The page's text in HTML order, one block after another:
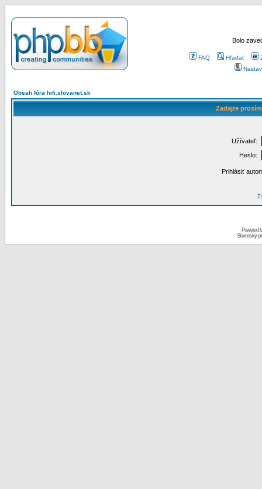
Bolo
FAQ Hľadať
Obsah fóra hifi.slovanet.sk
Zadajte
Užívateľ:
Heslo:
Prihlásiť
Powered
Slovenský